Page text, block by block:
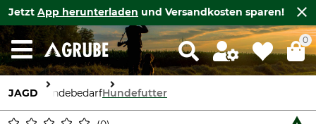
Jetzt App herunterladen und Versandkosten sparen!
0
JAGD HundebedarfHundefutter